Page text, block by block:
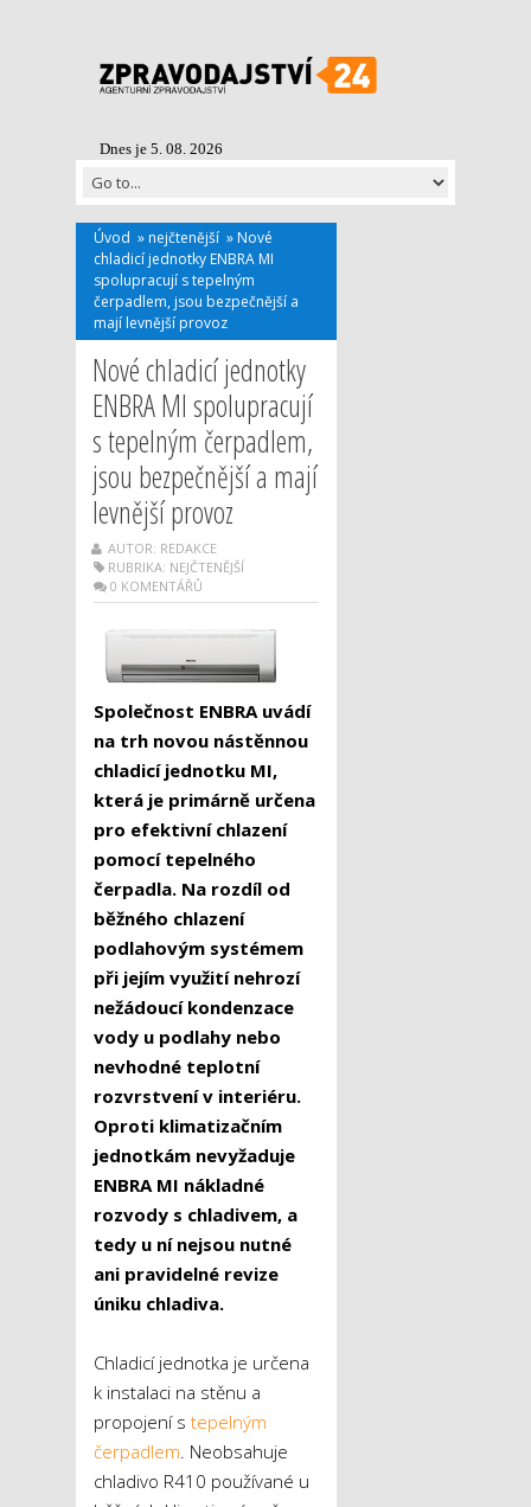
Dnes je 5. 08. 2026
Úvod » nejčtenější » Nové
chladicí jednotky ENBRA MI
spolupracují s tepelným
čerpadlem, jsou bezpečnější a
mají levnější provoz
Nové chladicí jednotky
ENBRA MI spolupracují
s tepelným čerpadlem,
jsou bezpečnější a mají
levnější provoz
AUTOR: REDAKCE
RUBRIKA: NEJČTENĚJŠÍ
0 KOMENTÁŘŮ
Společnost ENBRA uvádí
na trh novou nástěnnou
chladicí jednotku MI,
která je primárně určena
pro efektivní chlazení
pomocí tepelného
čerpadla. Na rozdíl od
běžného chlazení
podlahovým systémem
při jejím využití nehrozí
nežádoucí kondenzace
vody u podlahy nebo
nevhodné teplotní
rozvrstvení v interiéru.
Oproti klimatizačním
jednotkám nevyžaduje
ENBRA MI nákladné
rozvody s chladivem, a
tedy u ní nejsou nutné
ani pravidelné revize
úniku chladiva.
Chladicí jednotka je určena
k instalaci na stěnu a
propojení s tepelným
čerpadlem . Neobsahuje
chladivo R410 používané u